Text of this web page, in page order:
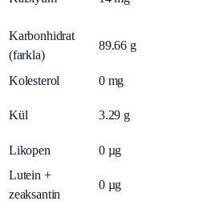
Karbonhidrat
(farkla)
89.66 g
Kolesterol 0 mg
Kül 3.29 g
Likopen 0 µg
Lutein +
zeaksantin
0 µg